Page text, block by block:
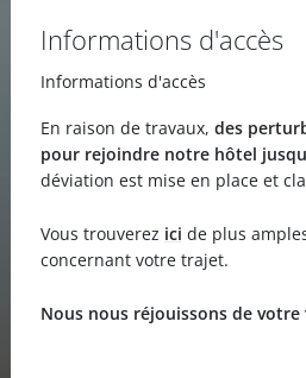
Informations d'accès
Informations d'accès
En raison de travaux, des
pour rejoindre notre hôtel
déviation est mise en place et
Vous trouverez ici de plus
concernant votre trajet.
Nous nous réjouissons de votre